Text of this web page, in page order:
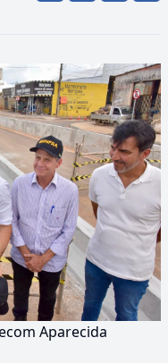
Aparecida